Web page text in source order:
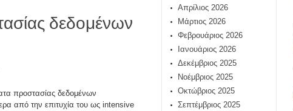
δεδομένων
προστασίας δεδομένων
από την επιτυχία του ως intensive
Απρίλιος 2026
Μάρτιος 2026
Φεβρουάριος 2026
Ιανουάριος 2026
Δεκέμβριος 2025
Νοέμβριος 2025
Οκτώβριος 2025
Σεπτέμβριος 2025